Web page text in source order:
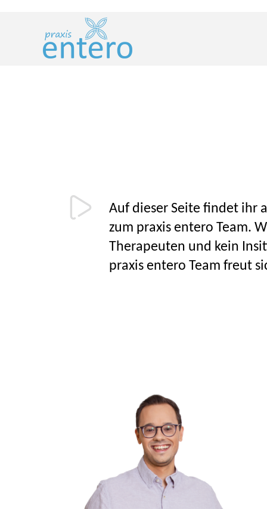
springen
Auf dieser Seite findet ihr
zum praxis entero Team.
Therapeuten und kein
praxis entero Team freut